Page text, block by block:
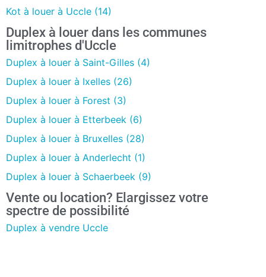
Kot à louer à Uccle (14)
Duplex à louer dans les communes
limitrophes d'Uccle
Duplex à louer à Saint-Gilles (4)
Duplex à louer à Ixelles (26)
Duplex à louer à Forest (3)
Duplex à louer à Etterbeek (6)
Duplex à louer à Bruxelles (28)
Duplex à louer à Anderlecht (1)
Duplex à louer à Schaerbeek (9)
Vente ou location? Elargissez votre
spectre de possibilité
Duplex à vendre Uccle